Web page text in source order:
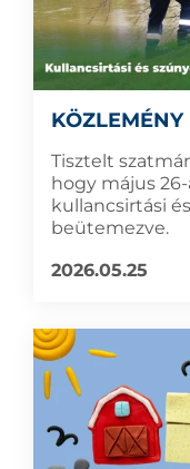
KÖZLEMÉNY
Tisztelt
hogy május
kullancsirtási
beütemezve.
2026.05.25